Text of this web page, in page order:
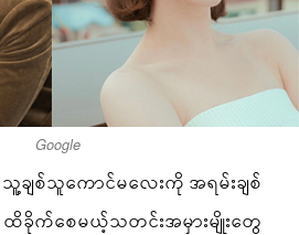
Google
သူ့ချစ်သူကောင်မလေးကို အရမ်းချစ်
ထိခိုက်စေမယ့်သတင်းအမှားမျိုးတွေ